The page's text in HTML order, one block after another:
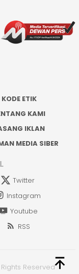
KODE ETIK
KAMI
IKLAN
MEDIA SIBER
Twitter
Instagram
Youtube
RSS
Rights Reserved